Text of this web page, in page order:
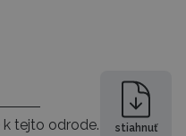
tejto odrode. stiahnuť